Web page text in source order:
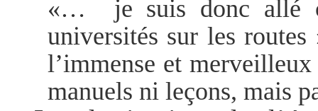
«… je suis donc allé
universités sur les
l’immense et merveilleux
manuels ni leçons, mais